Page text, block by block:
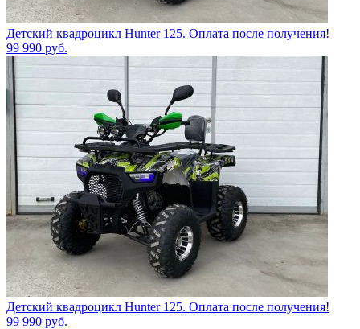
Детский квадроцикл Hunter 125. Оплата после получения!
99 990 руб.
Детский квадроцикл Hunter 125. Оплата после получения!
99 990 руб.